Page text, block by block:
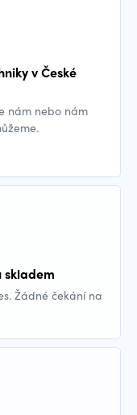
v České
nám nebo nám
skladem
Žádné čekání na